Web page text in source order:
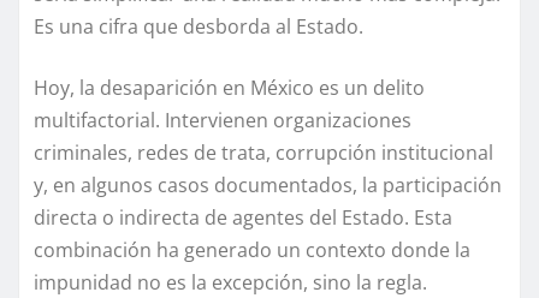
Es una cifra que desborda al Estado.
Hoy, la desaparición en México es un delito
multifactorial. Intervienen organizaciones
criminales, redes de trata, corrupción institucional
y, en algunos casos documentados, la participación
directa o indirecta de agentes del Estado. Esta
combinación ha generado un contexto donde la
impunidad no es la excepción, sino la regla.